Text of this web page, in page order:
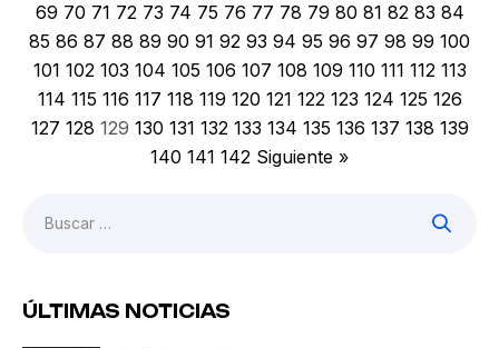
69 70 71 72 73 74 75 76 77 78 79 80 81 82 83 84
85 86 87 88 89 90 91 92 93 94 95 96 97 98 99 100
101 102 103 104 105 106 107 108 109 110 111 112 113
114 115 116 117 118 119 120 121 122 123 124 125 126
127 128 129 130 131 132 133 134 135 136 137 138 139
140 141 142 Siguiente »
ÚLTIMAS NOTICIAS